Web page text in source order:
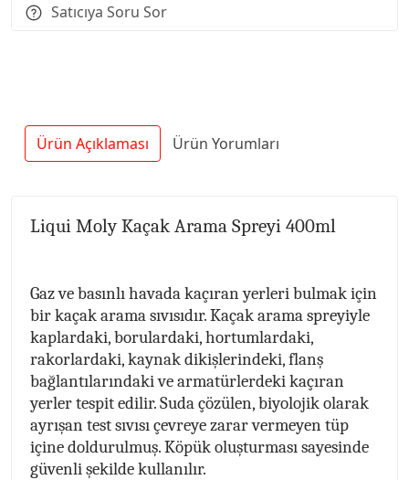
Satıcıya Soru Sor
Ürün Açıklaması Ürün Yorumları
Liqui Moly Kaçak Arama Spreyi 400ml
Gaz ve basınlı havada kaçıran yerleri bulmak için
bir kaçak arama sıvısıdır. Kaçak arama spreyiyle
kaplardaki, borulardaki, hortumlardaki,
rakorlardaki, kaynak dikişlerindeki, flanş
bağlantılarındaki ve armatürlerdeki kaçıran
yerler tespit edilir. Suda çözülen, biyolojik olarak
ayrışan test sıvısı çevreye zarar vermeyen tüp
içine doldurulmuş. Köpük oluşturması sayesinde
güvenli şekilde kullanılır.